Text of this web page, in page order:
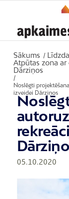
Sākums /
Atpūtas zona ar
Dārziņos
/
Noslēgti
izveidei Dārziņos
05.10.2020